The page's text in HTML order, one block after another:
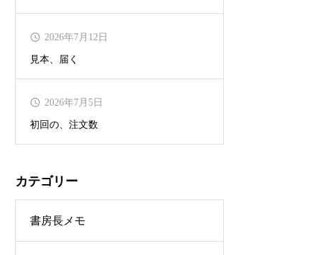
見本、届く
2026年7月12日
初回の、注文数
2026年7月5日
カテゴリー
書房長メモ